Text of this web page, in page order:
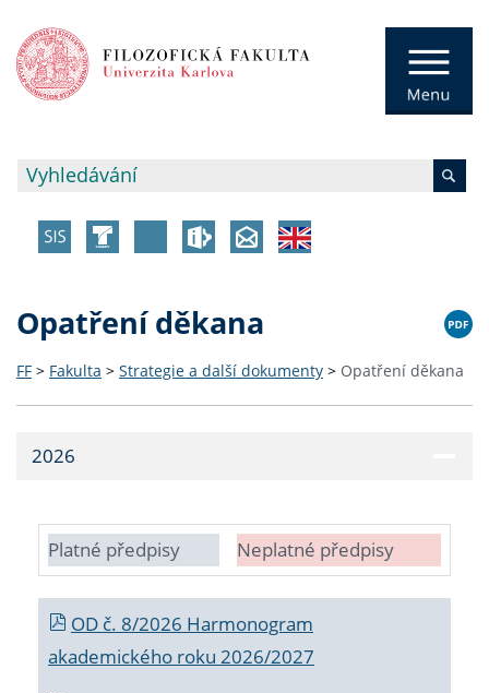
Opatření děkana
FF > Fakulta > Strategie a další dokumenty > Opatření děkana
2026
Platné předpisy Neplatné předpisy
OD č. 8/2026 Harmonogram
akademického roku 2026/2027